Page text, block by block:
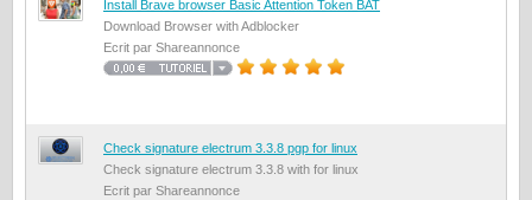
Install Brave browser Basic Attention Token BAT
Download Browser with Adblocker
Ecrit par Shareannonce
Check signature electrum 3.3.8 pgp for linux
Check signature electrum 3.3.8 with for linux
Ecrit par Shareannonce